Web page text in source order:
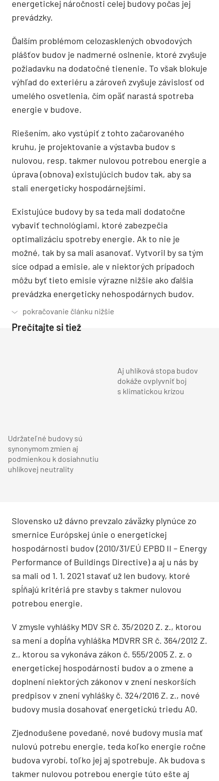
energetickej náročnosti celej budovy počas jej
prevádzky.
Ďalším problémom celozasklených obvodových
plášťov budov je nadmerné oslnenie, ktoré zvyšuje
požiadavku na dodatočné tienenie. To však blokuje
výhľad do exteriéru a zároveň zvyšuje závislosť od
umelého osvetlenia, čím opäť narastá spotreba
energie v budove.
Riešením, ako vystúpiť z tohto začarovaného
kruhu, je projektovanie a výstavba budov s
nulovou, resp. takmer nulovou potrebou energie a
úprava (obnova) existujúcich budov tak, aby sa
stali energeticky hospodárnejšími.
Existujúce budovy by sa teda mali dodatočne
vybaviť technológiami, ktoré zabezpečia
optimalizáciu spotreby energie. Ak to nie je
možné, tak by sa mali asanovať. Vytvoril by sa tým
síce odpad a emisie, ale v niektorých prípadoch
môžu byť tieto emisie výrazne nižšie ako ďalšia
prevádzka energeticky nehospodárnych budov.
Prečítajte si tiež
Aj uhlíková stopa budov
dokáže ovplyvniť boj
s klimatickou krízou
Udržateľné budovy sú
synonymom zmien aj
podmienkou k dosiahnutiu
uhlíkovej neutrality
Slovensko už dávno prevzalo záväzky plynúce zo
smernice Európskej únie o energetickej
hospodárnosti budov (2010/31/EÚ EPBD II – Energy
Performance of Buildings Directive) a aj u nás by
sa mali od 1. 1. 2021 stavať už len budovy, ktoré
spĺňajú kritériá pre stavby s takmer nulovou
potrebou energie.
V zmysle vyhlášky MDV SR č. 35/2020 Z. z., ktorou
sa mení a dopĺňa vyhláška MDVRR SR č. 364/2012 Z.
z., ktorou sa vykonáva zákon č. 555/2005 Z. z. o
energetickej hospodárnosti budov a o zmene a
doplnení niektorých zákonov v znení neskorších
predpisov v znení vyhlášky č. 324/2016 Z. z., nové
budovy musia dosahovať energetickú triedu A0.
Zjednodušene povedané, nové budovy musia mať
nulovú potrebu energie, teda koľko energie ročne
budova vyrobí, toľko jej aj spotrebuje. Ak budova s
takmer nulovou potrebou energie túto ešte aj